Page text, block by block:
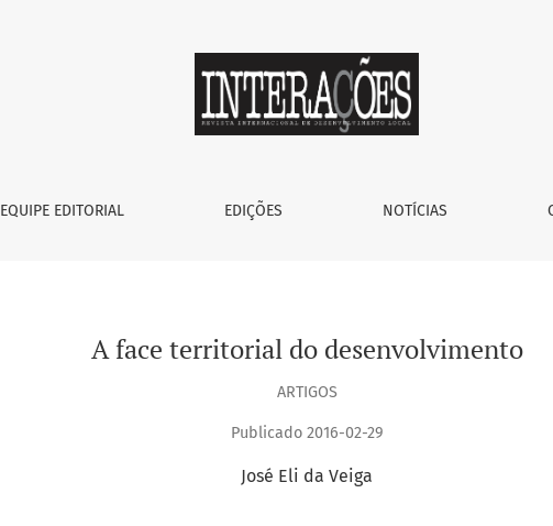
EQUIPE EDITORIAL EDIÇÕES NOTÍCIAS
A face territorial do desenvolvimento
ARTIGOS
Publicado 2016-02-29
José Eli da Veiga